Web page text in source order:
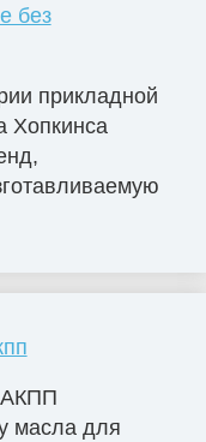
без
прикладной
Хопкинса
АКПП
масла для